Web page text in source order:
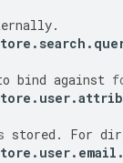
.
. search .
bind against
. user.
stored . For
. user. email .